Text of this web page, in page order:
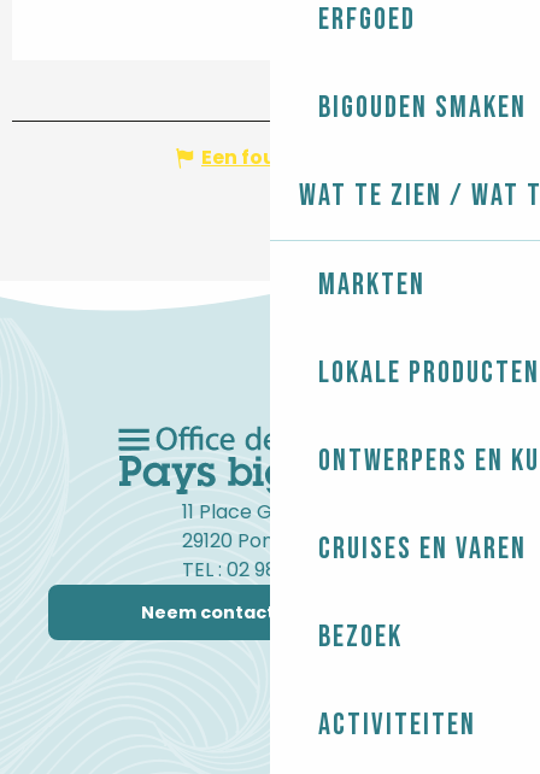
Erfgoed
Bigouden smaken
Wat te zien / Wat
Markten
Lokale producten
Ontwerpers en
Cruises en varen
Bezoek
Activiteiten
Een fout melden
11 Place Gambetta
29120 Pont-l'Abbé
TEL : 02 98 82 37 99
Neem contact met ons op